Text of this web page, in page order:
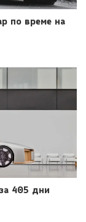
по време на
405 дни